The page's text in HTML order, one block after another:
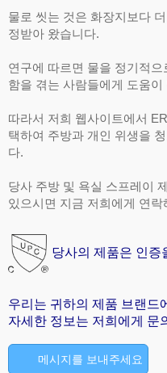
물로 씻는 것은 화장지보다
정받아 왔습니다.
연구에 따르면 물을 정기적
함을 겪는 사람들에게 도움이
따라서 저희 웹사이트에서
택하여 주방과 개인 위생을
다.
당사 주방 및 욕실 스프레이
있으시면 지금 저희에게 연락
당사의 제품은 인증
우리는 귀하의 제품 브랜드
자세한 정보는 저희에게 문
메시지를 보내주세요